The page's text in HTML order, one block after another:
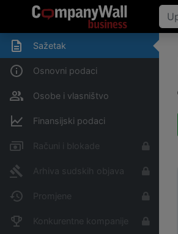
Sažetak
Osnovni podaci
Osobe i vlasništvo
Finansijski podaci
Računi i blokade
Arhiva sudskih objava
Promjene
Konkurentne kompanije